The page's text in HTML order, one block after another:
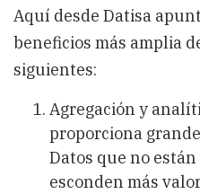
Aquí desde Datisa
beneficios más amplia
siguientes:
Agregación y
proporciona
Datos que no
esconden más